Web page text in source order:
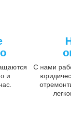
и
С нами